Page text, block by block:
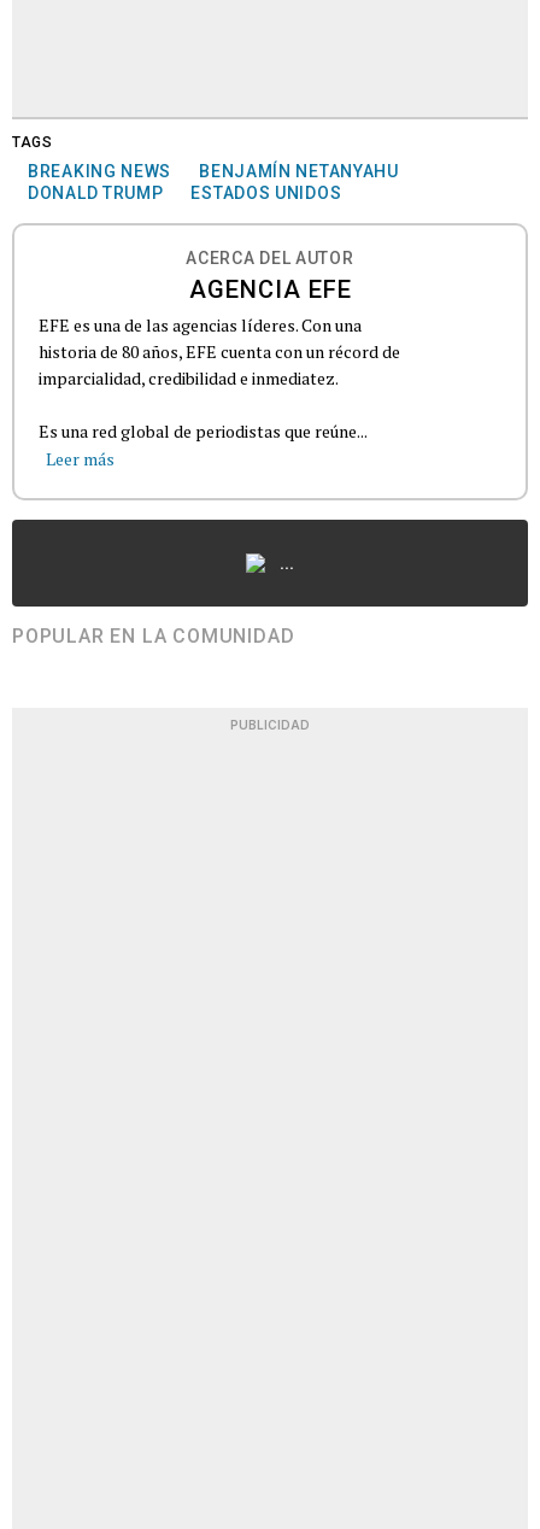
TAGS
BREAKING NEWS
BENJAMÍN NETANYAHU
DONALD TRUMP
ESTADOS UNIDOS
ACERCA DEL AUTOR
AGENCIA EFE
EFE es una de las agencias líderes. Con una
historia de 80 años, EFE cuenta con un récord de
imparcialidad, credibilidad e inmediatez.
Es una red global de periodistas que reúne...
Leer más
...
POPULAR EN LA COMUNIDAD
PUBLICIDAD